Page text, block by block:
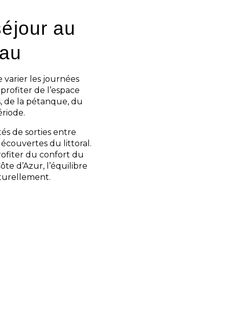
au
les journées
de l’espace
de la pétanque, du
de sorties entre
du littoral.
du confort du
d’Azur, l’équilibre